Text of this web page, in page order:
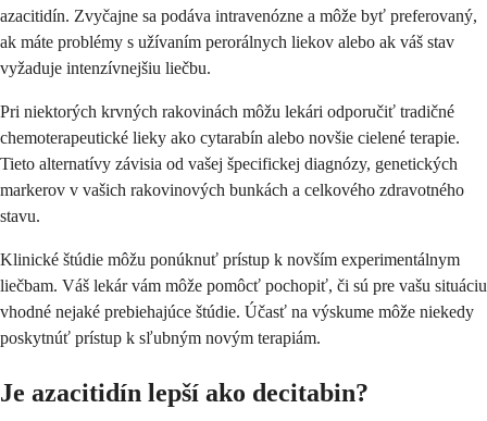
azacitidín. Zvyčajne sa podáva intravenózne a môže byť preferovaný,
ak máte problémy s užívaním perorálnych liekov alebo ak váš stav
vyžaduje intenzívnejšiu liečbu.
Pri niektorých krvných rakovinách môžu lekári odporučiť tradičné
chemoterapeutické lieky ako cytarabín alebo novšie cielené terapie.
Tieto alternatívy závisia od vašej špecifickej diagnózy, genetických
markerov v vašich rakovinových bunkách a celkového zdravotného
stavu.
Klinické štúdie môžu ponúknuť prístup k novším experimentálnym
liečbam. Váš lekár vám môže pomôcť pochopiť, či sú pre vašu situáciu
vhodné nejaké prebiehajúce štúdie. Účasť na výskume môže niekedy
poskytnúť prístup k sľubným novým terapiám.
Je azacitidín lepší ako decitabin?